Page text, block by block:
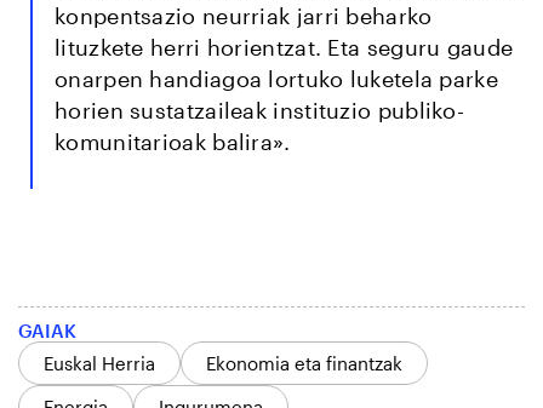
konpentsazio neurriak jarri beharko
lituzkete herri horientzat. Eta seguru gaude
onarpen handiagoa lortuko luketela parke
horien sustatzaileak instituzio publiko-
komunitarioak balira».
GAIAK
Euskal Herria
Ekonomia eta finantzak